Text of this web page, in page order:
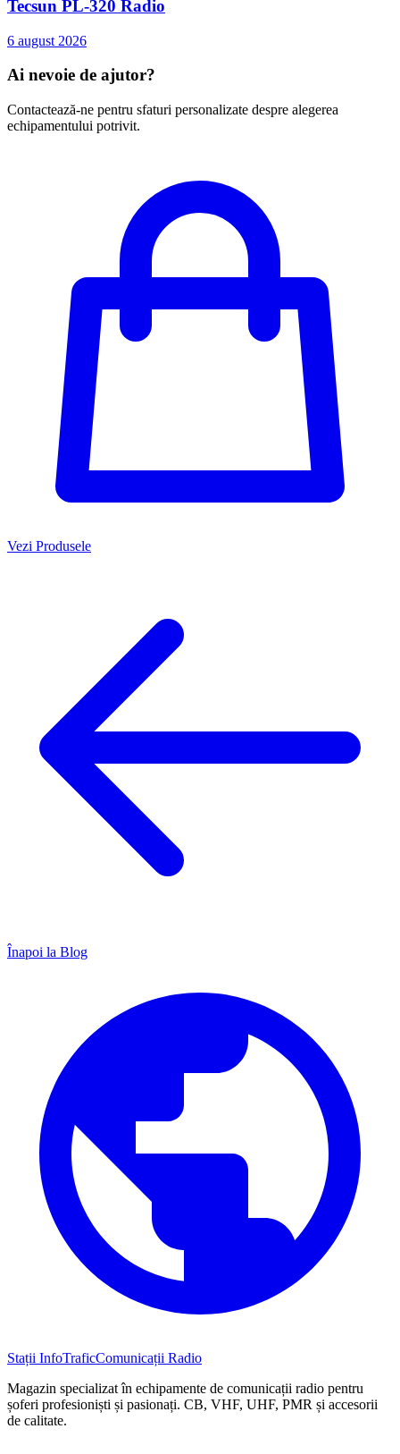
Tecsun PL-320 Radio
6 august 2026
Ai nevoie de ajutor?
Contactează-ne pentru sfaturi personalizate despre alegerea
echipamentului potrivit.
Vezi Produsele
Înapoi la Blog
Stații InfoTraficComunicații Radio
Magazin specializat în echipamente de comunicații radio pentru
șoferi profesioniști și pasionați. CB, VHF, UHF, PMR și accesorii
de calitate.